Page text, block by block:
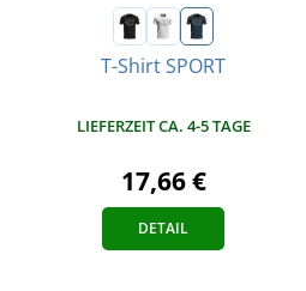
T-Shirt SPORT
LIEFERZEIT CA. 4-5 TAGE
17,66 €
DETAIL